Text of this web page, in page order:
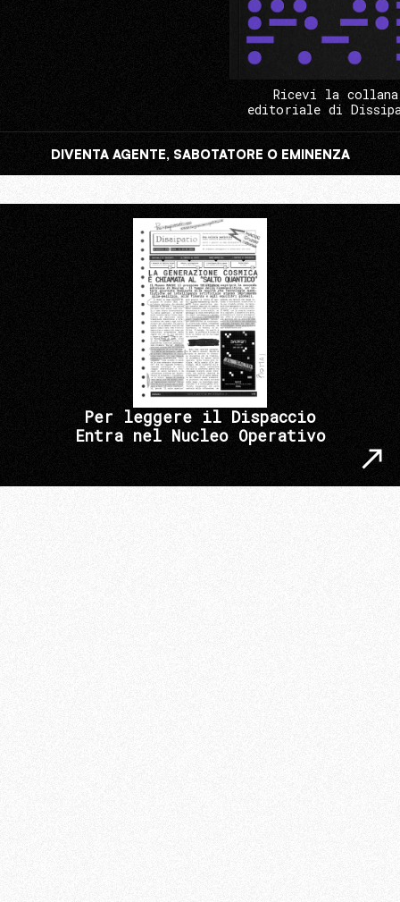
Ricevi la collana
editoriale di
DIVENTA AGENTE, SABOTATORE O EMINENZA
Per leggere il Dispaccio
Entra nel Nucleo Operativo